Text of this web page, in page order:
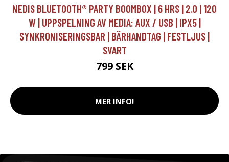
NEDIS BLUETOOTH® PARTY BOOMBOX | 6 HRS | 2.0 | 120
W | UPPSPELNING AV MEDIA: AUX / USB | IPX5 |
SYNKRONISERINGSBAR | BÄRHANDTAG | FESTLJUS |
SVART
799 SEK
MER INFO!